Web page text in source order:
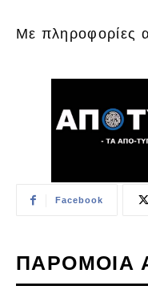
Με
Facebook
ΠΑΡΟΜΟΙΑ